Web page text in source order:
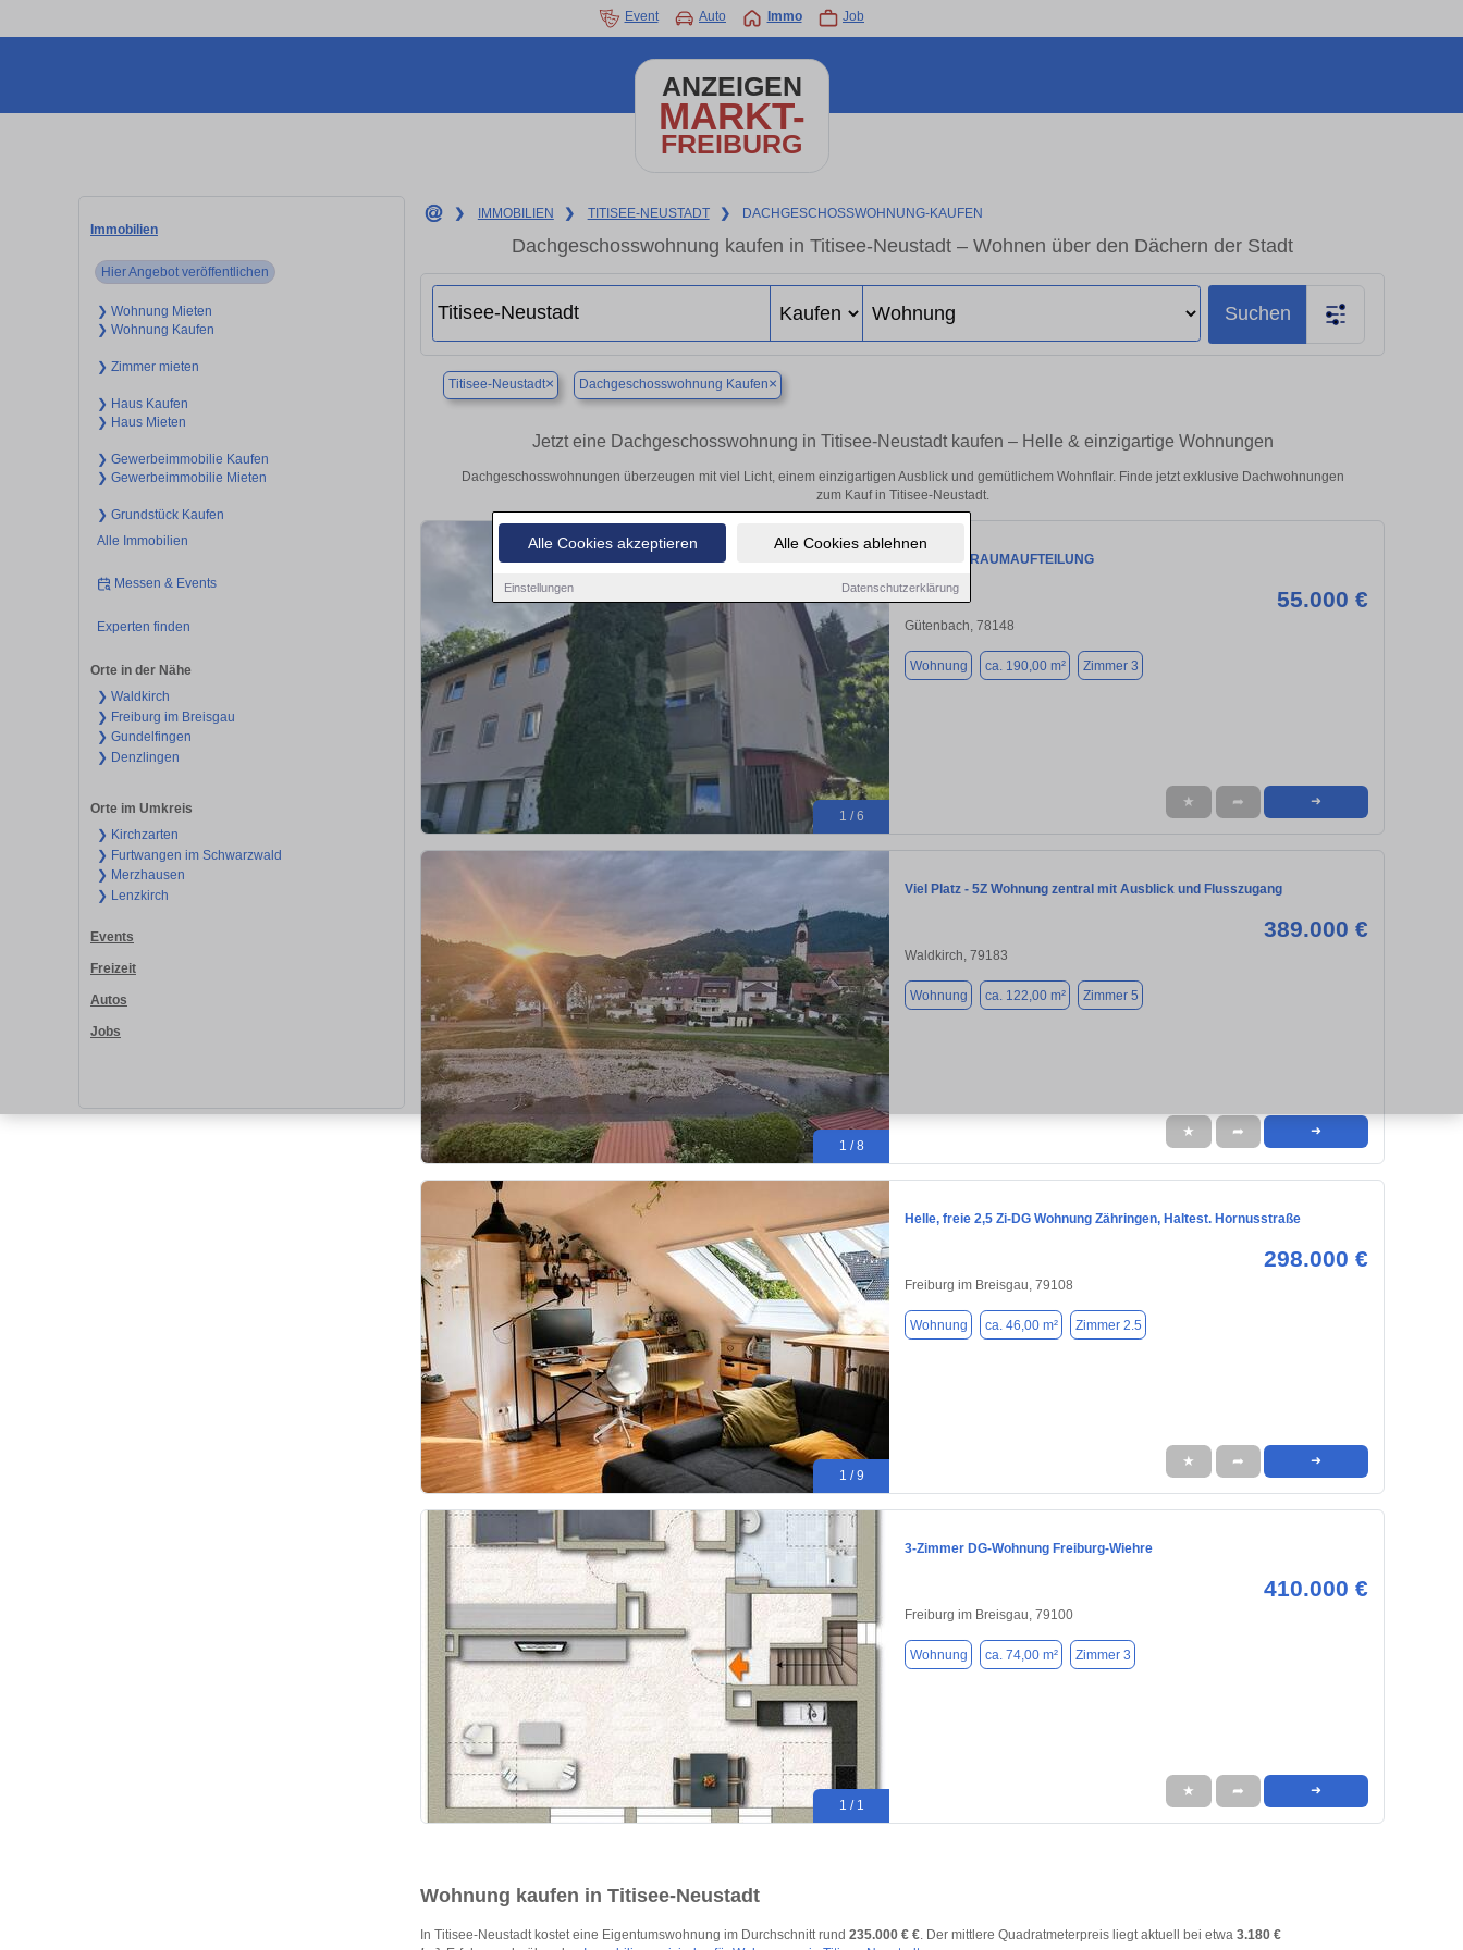
Alle Cookies akzeptieren Alle Cookies ablehnen
Einstellungen Datenschutzerklärung
Event Auto Immo Job
ANZEIGEN
MARKT-
FREIBURG
Immobilien
Hier Angebot veröffentlichen
❯ Wohnung Mieten
❯ Wohnung Kaufen
❯ Zimmer mieten
❯ Haus Kaufen
❯ Haus Mieten
❯ Gewerbeimmobilie Kaufen
❯ Gewerbeimmobilie Mieten
❯ Grundstück Kaufen
Alle Immobilien
Messen & Events
Experten finden
Orte in der Nähe
❯ Waldkirch
❯ Freiburg im Breisgau
❯ Gundelfingen
❯ Denzlingen
Orte im Umkreis
❯ Kirchzarten
❯ Furtwangen im Schwarzwald
❯ Merzhausen
❯ Lenzkirch
Events
Freizeit
Autos
Jobs
❯ IMMOBILIEN ❯ TITISEE-NEUSTADT ❯ DACHGESCHOSSWOHNUNG-KAUFEN
Dachgeschosswohnung kaufen in Titisee-Neustadt – Wohnen über den Dächern der Stadt
Suchen
Titisee-Neustadt× Dachgeschosswohnung Kaufen×
Jetzt eine Dachgeschosswohnung in Titisee-Neustadt kaufen – Helle & einzigartige Wohnungen
Dachgeschosswohnungen überzeugen mit viel Licht, einem einzigartigen Ausblick und gemütlichem Wohnflair. Finde jetzt exklusive Dachwohnungen
zum Kauf in Titisee-Neustadt.
1 / 6
FLEXIBLE RAUMAUFTEILUNG
55.000 €
Gütenbach, 78148
Wohnung ca. 190,00 m² Zimmer 3
★ ➦ ➜
1 / 8
Viel Platz - 5Z Wohnung zentral mit Ausblick und Flusszugang
389.000 €
Waldkirch, 79183
Wohnung ca. 122,00 m² Zimmer 5
★ ➦ ➜
1 / 9
Helle, freie 2,5 Zi-DG Wohnung Zähringen, Haltest. Hornusstraße
298.000 €
Freiburg im Breisgau, 79108
Wohnung ca. 46,00 m² Zimmer 2.5
★ ➦ ➜
1 / 1
3-Zimmer DG-Wohnung Freiburg-Wiehre
410.000 €
Freiburg im Breisgau, 79100
Wohnung ca. 74,00 m² Zimmer 3
★ ➦ ➜
Wohnung kaufen in Titisee-Neustadt
In Titisee-Neustadt kostet eine Eigentumswohnung im Durchschnitt rund 235.000 € €. Der mittlere Quadratmeterpreis liegt aktuell bei etwa 3.180 €